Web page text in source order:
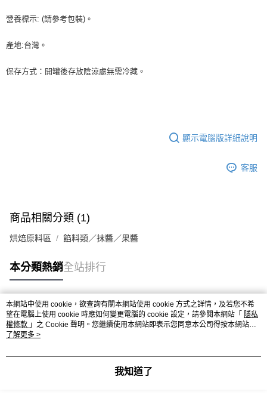
營養標示: (請參考包裝)。
產地:台灣。
保存方式：開罐後存放陰涼處無需冷藏。
顯示電腦版詳細說明
客服
商品相關分類 (1)
烘焙原料區 餡料類／抹醬／果醬
本分類熱銷全站排行
熱門標籤
本網站中使用 cookie，欲查詢有關本網站使用 cookie 方式之詳情，及若您不希
望在電腦上使用 cookie 時應如何變更電腦的 cookie 設定，請參閱本網站「 隱私
權條款 」之 Cookie 聲明。您繼續使用本網站即表示您同意本公司得按本網站使
用條款之 Cookie 聲明使用 cookie。
了解更多 >
我知道了